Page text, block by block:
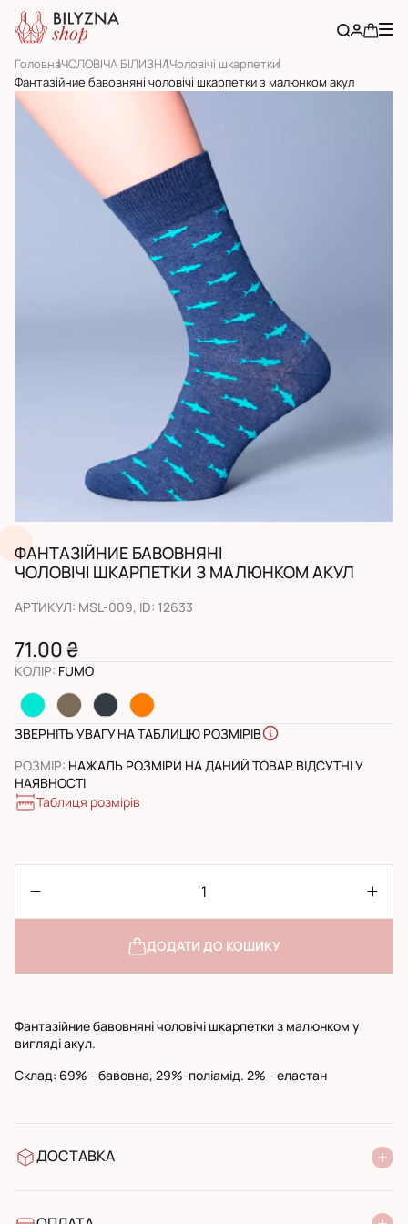
ГоловнаЧОЛОВІЧА БІЛИЗНАЧоловічі шкарпетки
Фантазійние бавовняні чоловічі шкарпетки з малюнком акул
ФАНТАЗІЙНИЕ БАВОВНЯНІ
ЧОЛОВІЧІ ШКАРПЕТКИ З МАЛЮНКОМ АКУЛ
АРТИКУЛ: MSL-009, ID: 12633
71.00 ₴
КОЛІР: FUMO
ЗВЕРНІТЬ УВАГУ НА ТАБЛИЦЮ РОЗМІРІВ
РОЗМІР: НАЖАЛЬ РОЗМІРИ НА ДАНИЙ ТОВАР ВІДСУТНІ У
НАЯВНОСТІ
Таблиця розмірів
ДОДАТИ ДО КОШИКУ
Фантазійние бавовняні чоловічі шкарпетки з малюнком у
вигляді акул.
Cклад: 69% - бавовна, 29%-поліамід. 2% - еластан
ДОСТАВКА
УкрПошта стандарт